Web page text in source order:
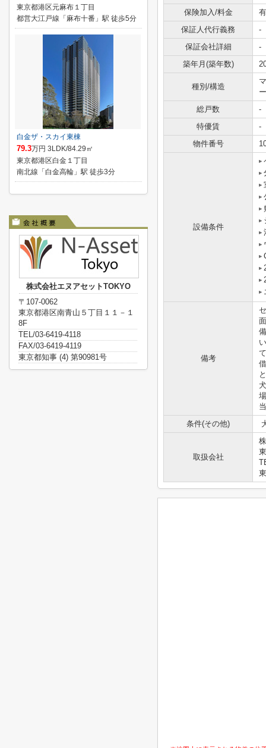
保険加入/料金
保証人代行義務
-
保証会社詳細
-
築年月(築年数)
種別/構造
総戸数
-
特優賃
-
物件番号
設備条件
備考
条件(その他)
取扱会社
東京都港区元麻布１丁目
都営大江戸線「麻布十番」駅 徒歩5分
白金ザ・スカイ東棟
79.3万円 3LDK/84.29㎡
東京都港区白金１丁目
南北線「白金高輪」駅 徒歩3分
株式会社エヌアセットTOKYO
〒107-0062
東京都港区南青山５丁目１１－１
8F
TEL/03-6419-4118
FAX/03-6419-4119
東京都知事 (4) 第90981号